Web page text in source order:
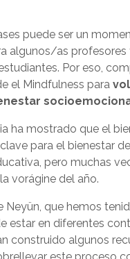
puede ser un
algunos/as profesores
Por eso,
el Mindfulness para
ha mostrado que el
para el bienestar
pero muchas
vorágine del año.
Neyün, que hemos
estar en diferentes
construido algunos